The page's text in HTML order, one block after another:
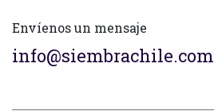
Envíenos un mensaje
info@siembrachile.com